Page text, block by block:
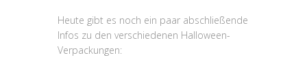
Heute gibt es noch ein paar abschließende
Infos zu den verschiedenen Halloween-
Verpackungen: